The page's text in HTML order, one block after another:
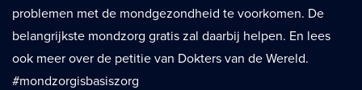
problemen met de mondgezondheid te voorkomen. De
belangrijkste mondzorg gratis zal daarbij helpen. En lees
ook meer over de petitie van Dokters van de Wereld.
#mondzorgisbasiszorg